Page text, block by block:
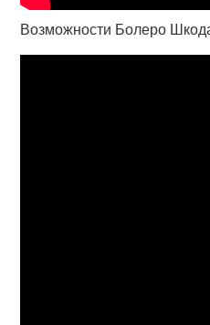
Возможности Болеро